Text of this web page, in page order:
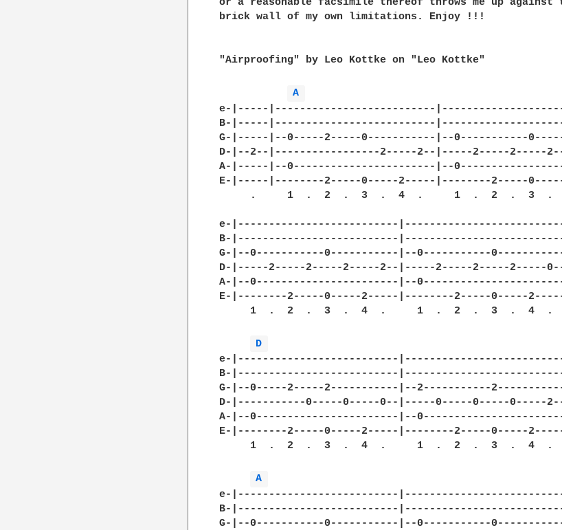
or a reasonable facsimile thereof throws me up against
brick wall of my own limitations. Enjoy !!!
"Airproofing" by Leo Kottke on "Leo Kottke"
A
e-|-----|--------------------------
B-|-----|--------------------------
G-|-----|--0-----2-----0-----------|--0-----------
D-|--2--|-----------------2-----2--|-----2-----2-----
A-|-----|--0-----------------------|--
E-|-----|--------2-----0-----2-----|--------2-----
.     1  .  2  .  3  .  4  .     1  .  2  .  3  .
e-|--------------------------
B-|--------------------------
G-|--0-----------0-----------|--0-----------
D-|-----2-----2-----2-----2--|-----2-----2-----2-----
A-|--0-----------------------|--
E-|--------2-----0-----2-----|--------2-----0-----
     1  .  2  .  3  .  4  .     1  .  2  .  3  .  4  .
D
e-|--------------------------
B-|--------------------------
G-|--0-----2-----2-----------|--2-----------
D-|-----------0-----0-----0--|-----0-----0-----0-----
A-|--0-----------------------|--
E-|--------2-----0-----2-----|--------2-----0-----
     1  .  2  .  3  .  4  .     1  .  2  .  3  .  4  .
A
e-|--------------------------
B-|--------------------------
G-|--0-----------0-----------|--0-----------